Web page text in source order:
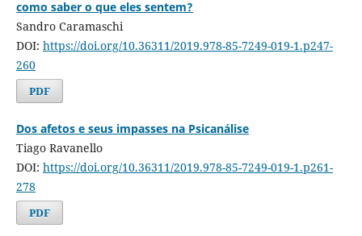
como saber o que eles sentem?
Sandro Caramaschi
DOI: https://doi.org/10.36311/2019.978-85-7249-019-1.p247-
260
PDF
Dos afetos e seus impasses na Psicanálise
Tiago Ravanello
DOI: https://doi.org/10.36311/2019.978-85-7249-019-1.p261-
278
PDF